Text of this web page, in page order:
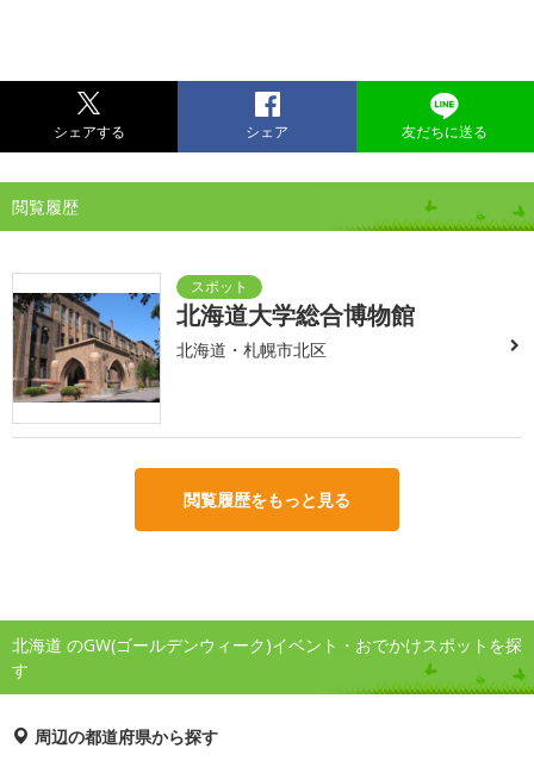
シェアする シェア 友だちに送る
閲覧履歴
北海道大学総合博物館
北海道・札幌市北区
閲覧履歴をもっと見る
北海道 のGW(ゴールデンウィーク)イベント・おでかけスポットを探
す
周辺の都道府県から探す